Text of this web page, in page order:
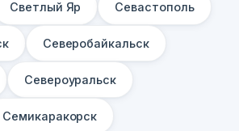
Светлый Яр Севастополь
Северобайкальск
Североуральск
Семикаракорск